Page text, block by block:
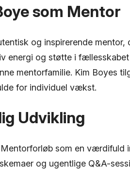
som Mentor
og inspirerende mentor,
energi og støtte i
mentorfamilie. Kim Boyes
for individuel vækst.
Udvikling
som en værdifuld
og ugentlige Q&A-